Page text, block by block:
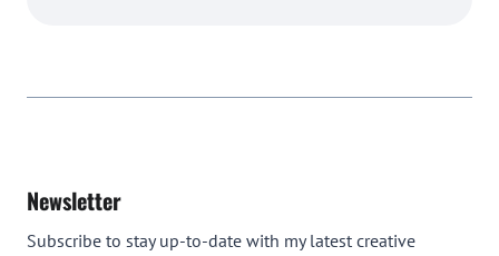
Newsletter
Subscribe to stay up-to-date with my latest creative